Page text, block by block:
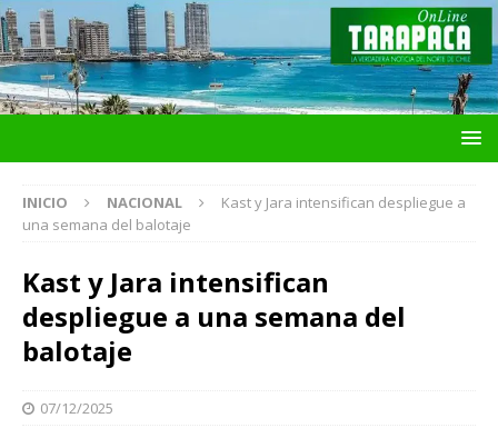
INICIO NACIONAL
Kast y Jara intensifican despliegue a
una semana del balotaje
Kast y Jara intensifican
despliegue a una semana del
balotaje
07/12/2025